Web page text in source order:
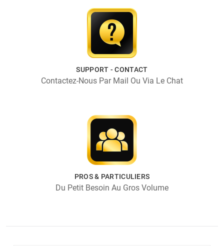
SUPPORT - CONTACT
Contactez-Nous Par Mail Ou Via Le Chat
PROS & PARTICULIERS
Du Petit Besoin Au Gros Volume